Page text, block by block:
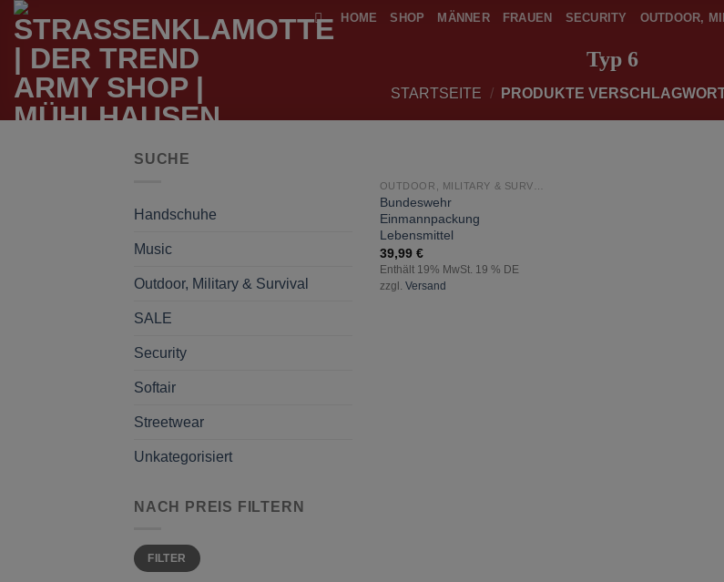
Zum
Inhalt
springen
HOME SHOP MÄNNER FRAUEN SECURITY OUTDOOR,
Typ 6
STARTSEITE / PRODUKTE
SUCHE
Handschuhe
Music
Outdoor, Military & Survival
SALE
Security
Softair
Streetwear
Unkategorisiert
NACH PREIS FILTERN
Min.
Preis
Max.
PreisFILTER
hinzufügen
Bundeswehr
Einmannpackung
Lebensmittel
39,99 €
Enthält 19% MwSt. 19 % DE
zzgl. Versand